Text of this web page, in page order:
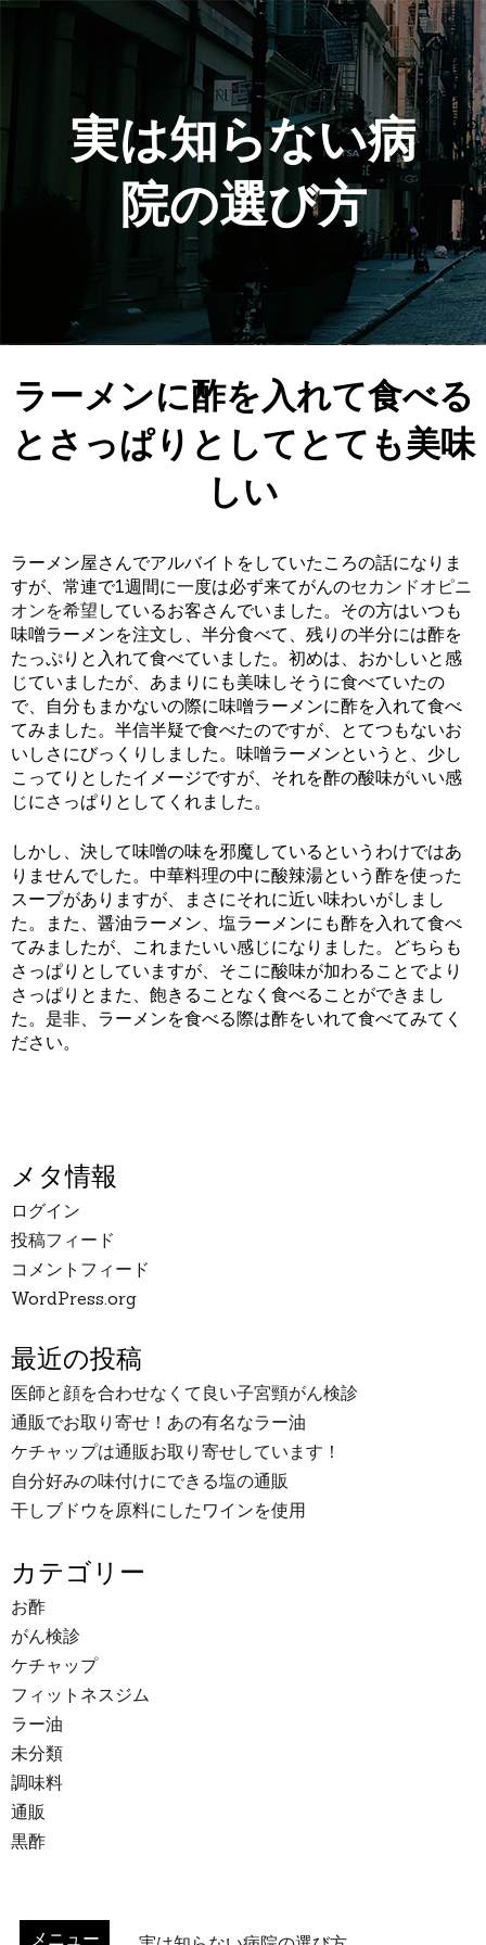
実は知らない病
院の選び方
メニュー
ラーメンに酢を入れて食べる
とさっぱりとしてとても美味
しい
ラーメン屋さんでアルバイトをしていたころの話になりま
すが、常連で1週間に一度は必ず来てがんのセカンドオピニ
オンを希望 しているお客さんでいました。その方はいつも
味噌ラーメンを注文し、半分食べて、残りの半分には酢を
たっぷりと入れて食べていました。初めは、おかしいと感
じていましたが、あまりにも美味しそうに食べていたの
で、自分もまかないの際に味噌ラーメンに酢を入れて食べ
てみました。半信半疑で食べたのですが、とてつもないお
いしさにびっくりしました。味噌ラーメンというと、少し
こってりとしたイメージですが、それを酢の酸味がいい感
じにさっぱりとしてくれました。
しかし、決して味噌の味を邪魔しているというわけではあ
りませんでした。中華料理の中に酸辣湯という酢を使った
スープがありますが、まさにそれに近い味わいがしまし
た。また、醤油ラーメン、塩ラーメンにも酢を入れて食べ
てみましたが、これまたいい感じになりました。どちらも
さっぱりとしていますが、そこに酸味が加わることでより
さっぱりとまた、飽きることなく食べることができまし
た。是非、ラーメンを食べる際は酢をいれて食べてみてく
ださい。
メタ情報
ログイン
投稿フィード
コメントフィード
WordPress.org
最近の投稿
医師と顔を合わせなくて良い子宮頸がん検診
通販でお取り寄せ！あの有名なラー油
ケチャップは通販お取り寄せしています！
自分好みの味付けにできる塩の通販
干しブドウを原料にしたワインを使用
カテゴリー
お酢
がん検診
ケチャップ
フィットネスジム
ラー油
未分類
調味料
通販
黒酢